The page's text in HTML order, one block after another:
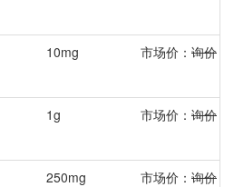
10mg 市场价： 询价
1g 市场价： 询价
250mg 市场价： 询价